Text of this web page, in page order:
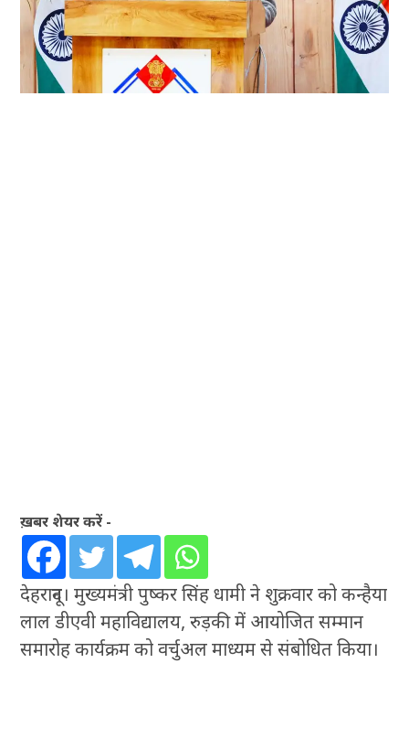
ख़बर शेयर करें -
देहरादून। मुख्यमंत्री पुष्कर सिंह धामी ने शुक्रवार को कन्हैया
लाल डीएवी महाविद्यालय, रुड़की में आयोजित सम्मान
समारोह कार्यक्रम को वर्चुअल माध्यम से संबोधित किया।